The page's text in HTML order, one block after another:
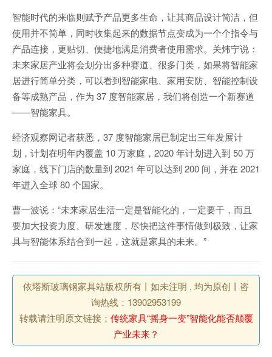
智能时代的来临则赋予产品更多生命，让其商品设计简洁，但
使用并不简单，同时收集起来的数据节点变成为一个个指令与
产品连接，更贴切、便捷地满足消费者使用需求。关炜宁说：
未来家居产业将会划分出多种赛道、很多门类，如果将智能家
居进行简单分类，可以看到智能家电、家用安防、智能控制设
备等成熟产品，作为 37 度智能家居，我们将创造一个新赛道
——智能家具。
经济观察网记者获悉，37 度智能家居已制定出三年发展计
划，计划在明年内覆盖 10 万家庭，2020 年计划进入到 50 万
家庭，线下门店的数量到 2021 年可以达到 200 间，并在 2021
年进入全球 80 个国家。
曹一波说：“未来家居生活一定是智能化的，一定要干，而且
要加大投资力度、研发速度，尽快把这件事情做到极致，让家
具与智能体系结合到一起，这就是家具的未来。”
依塔斯玻璃钢家具站版权所有丨如未注明 , 均为原创丨咨
询热线：13902953199
转载请注明原文链接： 传统家具“摇身一变”智能化能否颠覆
产业未来？